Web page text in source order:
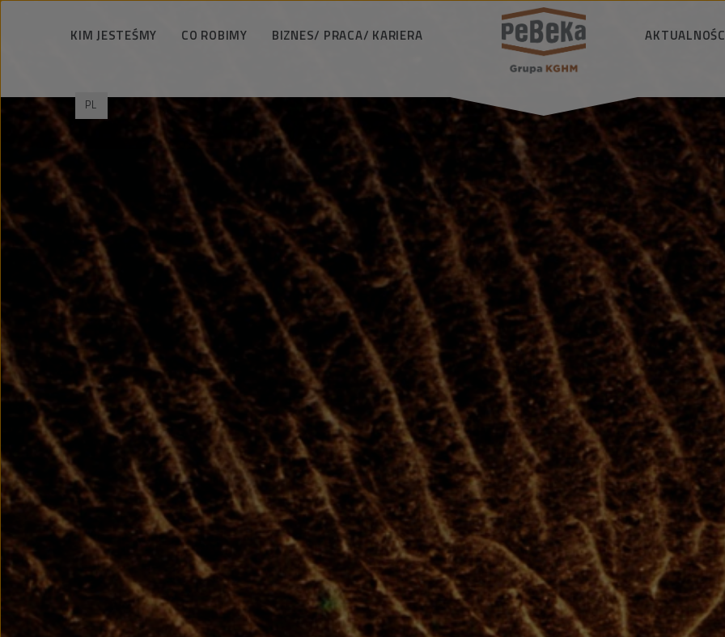
KIM JESTEŚMY
PeBeKa w liczbach
Strategia i wizja
Władze
Historia
Referencje
Jubileusz 65-lecia
CO ROBIMY
Roboty szybowe
Roboty górnicze
Budownictwo infrastrukturalne
Realizacje
BIZNES/ PRACA/ KARIERA
Bezpieczeństwo i ekologia
Technologia i wiedza
Wspieramy społeczność
Praca i kariera
Materiały do
WYSZUKAJ
PL